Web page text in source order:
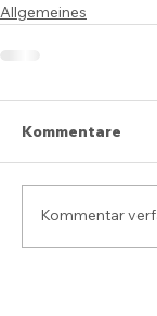
Allgemeines
Kommentare
Kommentar